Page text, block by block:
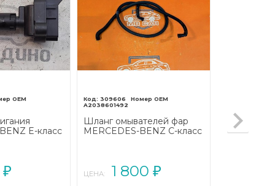
E-класс
₽
309606
A2038601492
Шланг омывателей фар
MERCEDES-BENZ C-класс
ЦЕНА: 1 800 ₽